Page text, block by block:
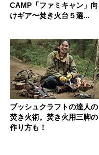
CAMP「ファミキャン」向
けギア〜焚き火台５選...
ブッシュクラフトの達人の
焚き火術。焚き火用三脚の
作り方も！